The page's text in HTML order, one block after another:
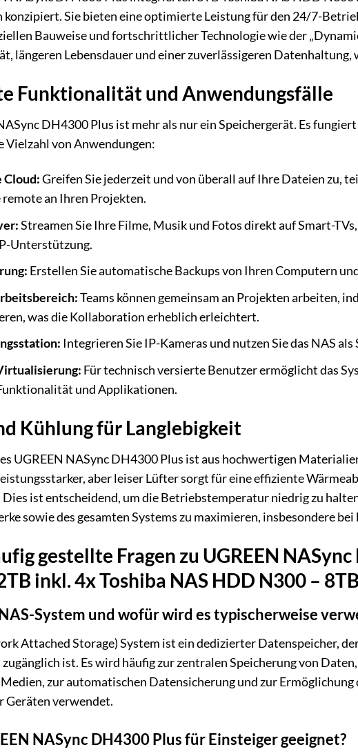
konzipiert. Sie bieten eine optimierte Leistung für den 24/7-
Bauweise und fortschrittlicher Technologie wie der
längeren Lebensdauer und einer zuverlässigeren Datenhaltung,
Funktionalität und Anwendungsfälle
DH4300 Plus ist mehr als nur ein Speichergerät. Es
Vielzahl von Anwendungen:
Cloud:Greifen Sie jederzeit und von überall auf Ihre Dateien zu,
an Ihren Projekten.
Streamen Sie Ihre Filme, Musik und Fotos direkt auf Smart-
Unterstützung.
Erstellen Sie automatische Backups von Ihren Computern
Teams können gemeinsam an Projekten arbeiten,
was die Kollaboration erheblich erleichtert.
Integrieren Sie IP-Kameras und nutzen Sie das NAS
Für technisch versierte Benutzer ermöglicht das
und Applikationen.
Kühlung für Langlebigkeit
UGREEN NASync DH4300 Plus ist aus hochwertigen
aber leiser Lüfter sorgt für eine effiziente
ist entscheidend, um die Betriebstemperatur niedrig zu
sowie des gesamten Systems zu maximieren, insbesondere
gestellte Fragen zu UGREEN
inkl. 4x Toshiba NAS HDD N300 – 8TB
System und wofür wird es typischerweise
Attached Storage) System ist ein dedizierter Datenspeicher,
ist. Es wird häufig zur zentralen Speicherung von
zur automatischen Datensicherung und zur
Geräten verwendet.
NASync DH4300 Plus für Einsteiger geeignet?